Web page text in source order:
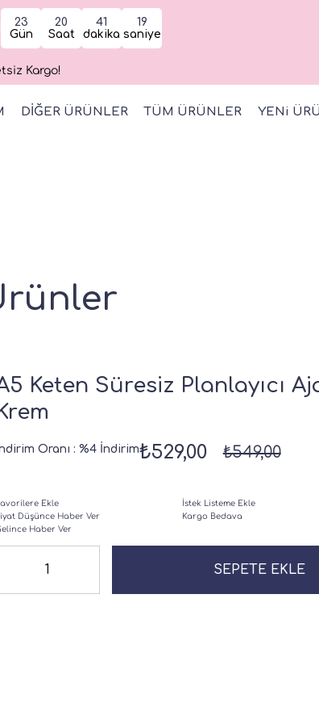
23
Gün
20
Saat
41
dakika
18
saniye
Kargo!
DİĞER ÜRÜNLER TÜM ÜRÜNLER YENi
Keten Süresiz Planlayıcı
Oranı : %4İndirim ₺549,00
₺529,00
Ekle
İstek Listeme Ekle
Düşünce Haber Ver
Kargo Bedava
Haber Ver